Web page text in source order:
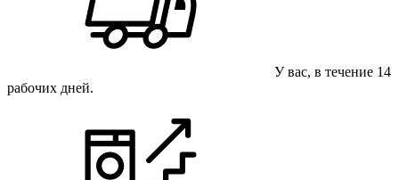
У вас, в течение 14
рабочих дней.